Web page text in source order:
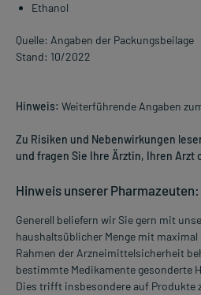
Ethanol
Quelle: Angaben der Packungsbeilage
Stand: 10/2022
Hinweis: Weiterführende Angaben
Zu Risiken und Nebenwirkungen
und fragen Sie Ihre Ärztin, Ihren Arzt
Hinweis unserer Pharmazeuten:
Generell beliefern wir Sie gern mit
haushaltsüblicher Menge mit maximal
Rahmen der Arzneimittelsicherheit
bestimmte Medikamente gesonderte
Dies trifft insbesondere auf Produkte